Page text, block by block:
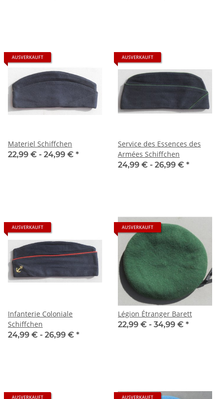
AUSVERKAUFT
Materiel Schiffchen
22,99 € - 24,99 € *
AUSVERKAUFT
Service des Essences des
Armées Schiffchen
24,99 € - 26,99 € *
AUSVERKAUFT
Infanterie Coloniale
Schiffchen
24,99 € - 26,99 € *
AUSVERKAUFT
Légion Étranger Barett
22,99 € - 34,99 € *
AUSVERKAUFT AUSVERKAUFT